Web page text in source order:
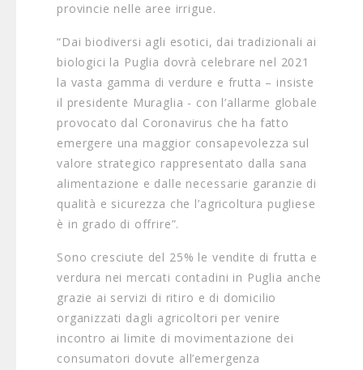
provincie nelle aree irrigue.
“Dai biodiversi agli esotici, dai tradizionali ai
biologici la Puglia dovrà celebrare nel 2021
la vasta gamma di verdure e frutta – insiste
il presidente Muraglia - con l’allarme globale
provocato dal Coronavirus che ha fatto
emergere una maggior consapevolezza sul
valore strategico rappresentato dalla sana
alimentazione e dalle necessarie garanzie di
qualità e sicurezza che l’agricoltura pugliese
è in grado di offrire”.
Sono cresciute del 25% le vendite di frutta e
verdura nei mercati contadini in Puglia anche
grazie ai servizi di ritiro e di domicilio
organizzati dagli agricoltori per venire
incontro ai limite di movimentazione dei
consumatori dovute all’emergenza